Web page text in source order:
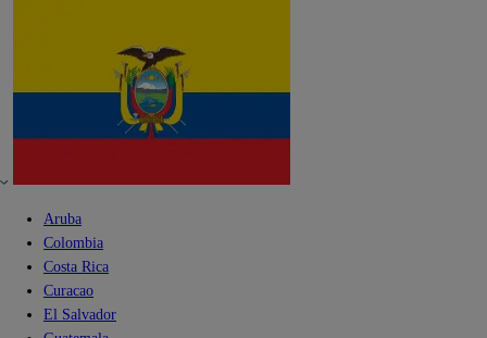
Aruba
Colombia
Costa Rica
Curacao
El Salvador